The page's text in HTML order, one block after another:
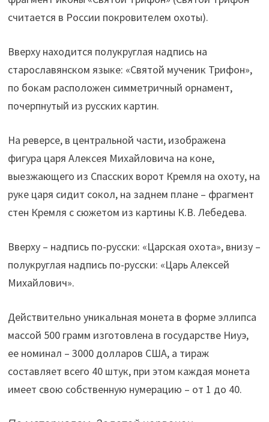
считается в России покровителем охоты).
Вверху находится полукруглая надпись на
старославянском языке: «Святой мученик Трифон»,
по бокам расположен симметричный орнамент,
почерпнутый из русских картин.
На реверсе, в центральной части, изображена
фигура царя Алексея Михайловича на коне,
выезжающего из Спасских ворот Кремля на охоту, на
руке царя сидит сокол, на заднем плане – фрагмент
стен Кремля с сюжетом из картины К.В. Лебедева.
Вверху – надпись по-русски: «Царская охота», внизу –
полукруглая надпись по-русски: «Царь Алексей
Михайлович».
Действительно уникальная монета в форме эллипса
массой 500 грамм изготовлена в государстве Ниуэ,
ее номинал – 3000 долларов США, а тираж
составляет всего 40 штук, при этом каждая монета
имеет свою собственную нумерацию – от 1 до 40.